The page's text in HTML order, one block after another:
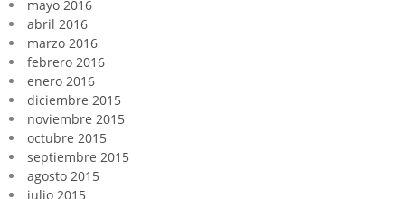
mayo 2016
abril 2016
marzo 2016
febrero 2016
enero 2016
diciembre 2015
noviembre 2015
octubre 2015
septiembre 2015
agosto 2015
julio 2015